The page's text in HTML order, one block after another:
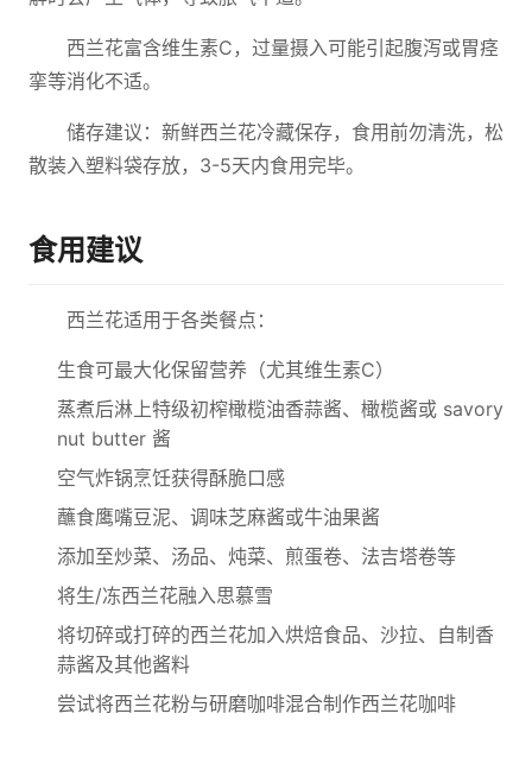
西兰花富含维生素C，过量摄入可能引起腹泻或胃痉
挛等消化不适。
储存建议：新鲜西兰花冷藏保存，食用前勿清洗，松
散装入塑料袋存放，3-5天内食用完毕。
食用建议
西兰花适用于各类餐点：
生食可最大化保留营养（尤其维生素C）
蒸煮后淋上特级初榨橄榄油香蒜酱、橄榄酱或 savory
nut butter 酱
空气炸锅烹饪获得酥脆口感
蘸食鹰嘴豆泥、调味芝麻酱或牛油果酱
添加至炒菜、汤品、炖菜、煎蛋卷、法吉塔卷等
将生/冻西兰花融入思慕雪
将切碎或打碎的西兰花加入烘焙食品、沙拉、自制香
蒜酱及其他酱料
尝试将西兰花粉与研磨咖啡混合制作西兰花咖啡